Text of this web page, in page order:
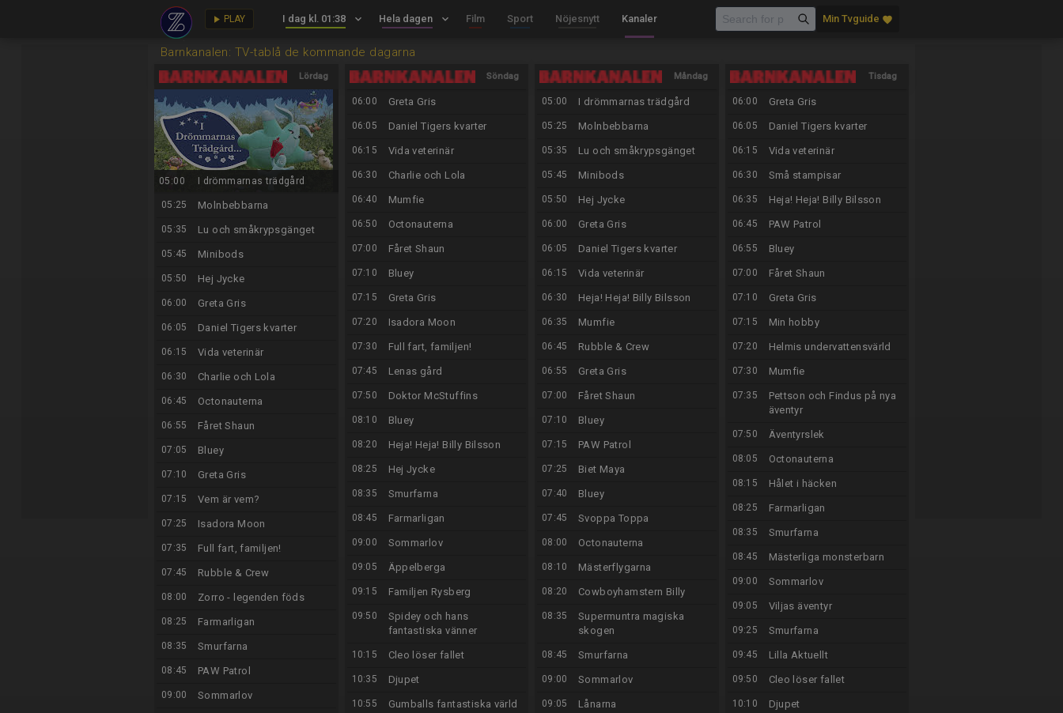
play_arrow PLAY I dag kl. 01:38 keyboard_arrow_down Hela dagen keyboard_arrow_down Film Sport Nöjesnytt Kanaler Min Tvguide favorite
Barnkanalen: TV-tablå de kommande dagarna
Lördag
8/8
05:00 I drömmarnas trädgård
05:25 Molnbebbarna
05:35 Lu och småkrypsgänget
05:45 Minibods
05:50 Hej Jycke
06:00 Greta Gris
06:05 Daniel Tigers kvarter
06:15 Vida veterinär
06:30 Charlie och Lola
06:45 Octonauterna
06:55 Fåret Shaun
07:05 Bluey
07:10 Greta Gris
07:15 Vem är vem?
07:25 Isadora Moon
07:35 Full fart, familjen!
07:45 Rubble & Crew
08:00 Zorro - legenden föds
08:25 Farmarligan
08:35 Smurfarna
08:45 PAW Patrol
09:00 Sommarlov
Söndag
06:00 Greta Gris
06:05 Daniel Tigers kvarter
06:15 Vida veterinär
06:30 Charlie och Lola
06:40 Mumfie
06:50 Octonauterna
07:00 Fåret Shaun
07:10 Bluey
07:15 Greta Gris
07:20 Isadora Moon
07:30 Full fart, familjen!
07:45 Lenas gård
07:50 Doktor McStuffins
08:10 Bluey
08:20 Heja! Heja! Billy Bilsson
08:25 Hej Jycke
08:35 Smurfarna
08:45 Farmarligan
09:00 Sommarlov
09:05 Äppelberga
09:15 Familjen Rysberg
09:50
Spidey och hans
fantastiska vänner
10:15 Cleo löser fallet
10:35 Djupet
10:55 Gumballs fantastiska värld
Måndag
10/8
05:00 I drömmarnas trädgård
05:25 Molnbebbarna
05:35 Lu och småkrypsgänget
05:45 Minibods
05:50 Hej Jycke
06:00 Greta Gris
06:05 Daniel Tigers kvarter
06:15 Vida veterinär
06:30 Heja! Heja! Billy Bilsson
06:35 Mumfie
06:45 Rubble & Crew
06:55 Greta Gris
07:00 Fåret Shaun
07:10 Bluey
07:15 PAW Patrol
07:25 Biet Maya
07:40 Bluey
07:45 Svoppa Toppa
08:00 Octonauterna
08:10 Mästerflygarna
08:20 Cowboyhamstern Billy
08:35
Supermuntra magiska
skogen
08:45 Smurfarna
09:00 Sommarlov
09:05 Lånarna
Tisdag
06:00 Greta Gris
06:05 Daniel Tigers kvarter
06:15 Vida veterinär
06:30 Små stampisar
06:35 Heja! Heja! Billy Bilsson
06:45 PAW Patrol
06:55 Bluey
07:00 Fåret Shaun
07:10 Greta Gris
07:15 Min hobby
07:20 Helmis undervattensvärld
07:30 Mumfie
07:35
Pettson och Findus på nya
äventyr
07:50 Äventyrslek
08:05 Octonauterna
08:15 Hålet i häcken
08:25 Farmarligan
08:35 Smurfarna
08:45 Mästerliga monsterbarn
09:00 Sommarlov
09:05 Viljas äventyr
09:25 Smurfarna
09:45 Lilla Aktuellt
09:50 Cleo löser fallet
10:10 Djupet